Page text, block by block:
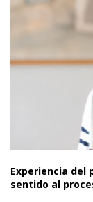
Experiencia del
sentido al